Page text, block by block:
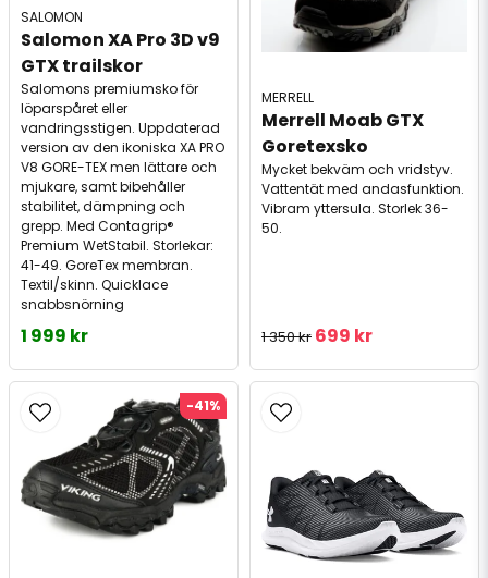
SALOMON
Salomon XA Pro 3D v9
GTX trailskor
Salomons premiumsko för
löparspåret eller
vandringsstigen. Uppdaterad
version av den ikoniska XA PRO
V8 GORE-TEX men lättare och
mjukare, samt bibehåller
stabilitet, dämpning och
grepp. Med Contagrip®
Premium WetStabil. Storlekar:
41-49. GoreTex membran.
Textil/skinn. Quicklace
snabbsnörning
1 999 kr
MERRELL
Merrell Moab GTX
Goretexsko
Mycket bekväm och vridstyv.
Vattentät med andasfunktion.
Vibram yttersula. Storlek 36-
50.
1 350 kr 699 kr
-41%